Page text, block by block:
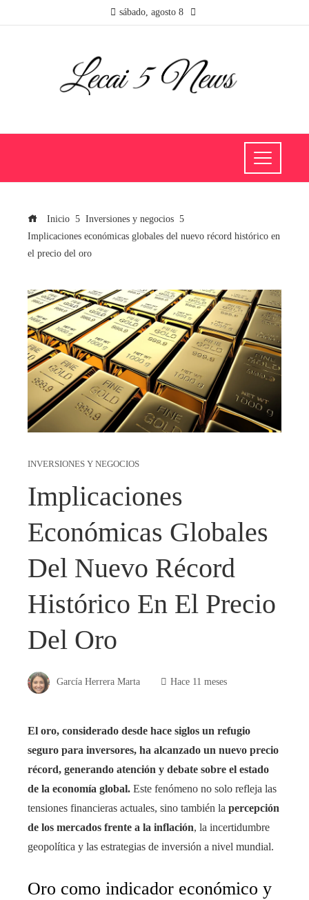
sábado, agosto 8
Inicio
Inversiones y negocios
Implicaciones económicas globales del nuevo récord histórico en
el precio del oro
INVERSIONES Y NEGOCIOS
Implicaciones
Económicas Globales
Del Nuevo Récord
Histórico En El Precio
Del Oro
García Herrera Marta Hace 11 meses
El oro, considerado desde hace siglos un refugio
seguro para inversores, ha alcanzado un nuevo precio
récord, generando atención y debate sobre el estado
de la economía global. Este fenómeno no solo refleja las
tensiones financieras actuales, sino también la percepción
de los mercados frente a la inflación, la incertidumbre
geopolítica y las estrategias de inversión a nivel mundial.
Oro como indicador económico y